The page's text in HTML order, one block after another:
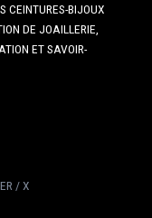
CEINTURES-BIJOUX
DE JOAILLERIE,
ET SAVOIR-
/ X